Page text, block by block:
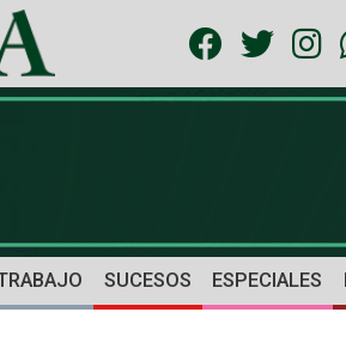
SUCESOS ESPECIALES